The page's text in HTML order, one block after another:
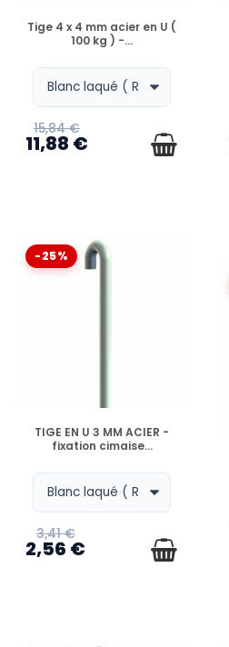
EN STOCK
Tige 4 x 4 mm acier en U (
100 kg ) -...
15,84 €
11,88 €
-25%
EN STOCK
TIGE EN U 3 MM ACIER -
fixation cimaise...
3,41 €
2,56 €